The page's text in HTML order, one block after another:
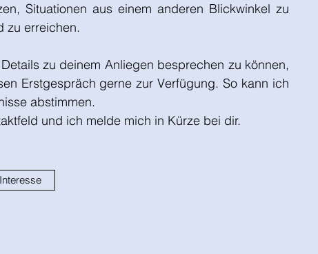
Situationen aus einem anderen Blickwinkel zu
zu erreichen.
zu deinem Anliegen besprechen zu können,
Erstgespräch gerne zur Verfügung. So kann ich
abstimmen.
und ich melde mich in Kürze bei dir.
Interesse